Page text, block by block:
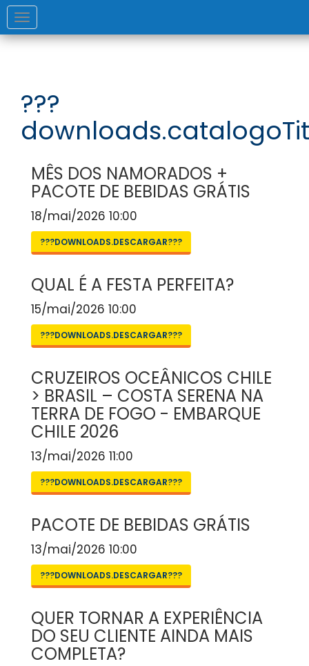
Toggle
navigation
???
MÊS DOS NAMORADOS +
PACOTE DE BEBIDAS GRÁTIS
18/mai/2026 10:00
???DOWNLOADS.DESCARGAR???
QUAL É A FESTA PERFEITA?
15/mai/2026 10:00
???DOWNLOADS.DESCARGAR???
CRUZEIROS OCEÂNICOS CHILE
> BRASIL – COSTA SERENA NA
TERRA DE FOGO - EMBARQUE
CHILE 2026
13/mai/2026 11:00
???DOWNLOADS.DESCARGAR???
PACOTE DE BEBIDAS GRÁTIS
13/mai/2026 10:00
???DOWNLOADS.DESCARGAR???
QUER TORNAR A EXPERIÊNCIA
DO SEU CLIENTE AINDA MAIS
COMPLETA?